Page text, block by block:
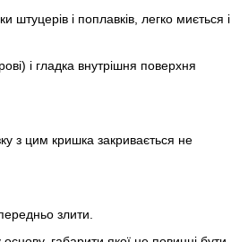
штуцерів і поплавків, легко миється і
і гладка внутрішня поверхня
з цим кришка закривається не
злити.